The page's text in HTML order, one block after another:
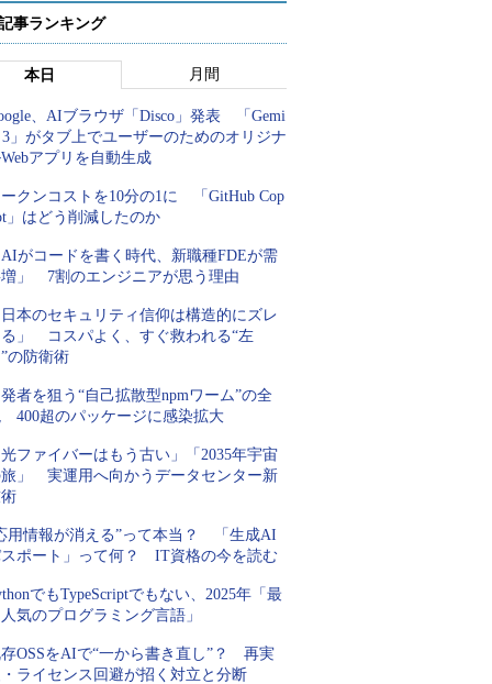
事ランキング
本日 月間
、AIブラウザ「Disco」発表 「Gemi
」がタブ上でユーザーのためのオリジナ
アプリを自動生成
クンコストを10分の1に 「GitHub Cop
」はどう削減したのか
がコードを書く時代、新職種FDEが需
」 7割のエンジニアが思う理由
本のセキュリティ信仰は構造的にズレ
」 コスパよく、すぐ救われる“左
の防衛術
者を狙う“自己拡散型npmワーム”の全
400超のパッケージに感染拡大
ファイバーはもう古い」「2035年宇宙
」 実運用へ向かうデータセンター新
用情報が消える”って本当？ 「生成AI
ポート」って何？ IT資格の今を読む
でもTypeScriptでもない、2025年「最
気のプログラミング言語」
OSSをAIで“一から書き直し”？ 再実
ライセンス回避が招く対立と分断